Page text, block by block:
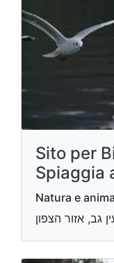
Sito per
Spiaggia
Natura e
גב, אזור הצפון